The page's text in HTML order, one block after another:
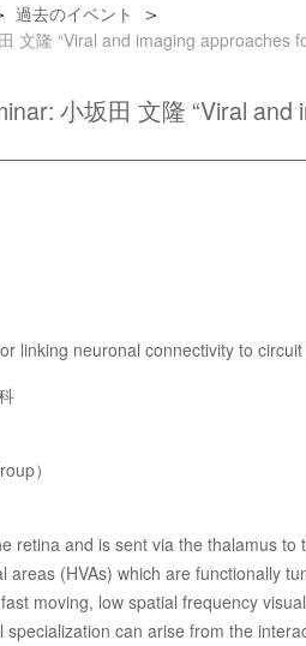
過去のイベント
文隆 “Viral and imaging approaches
小坂田 文隆 “Viral
linking neuronal connectivity to circuit
）
retina and is sent via the thalamus
areas (HVAs) which are functionally
moving, low spatial frequency
can arise from the